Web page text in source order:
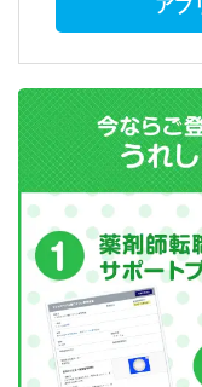
アプ